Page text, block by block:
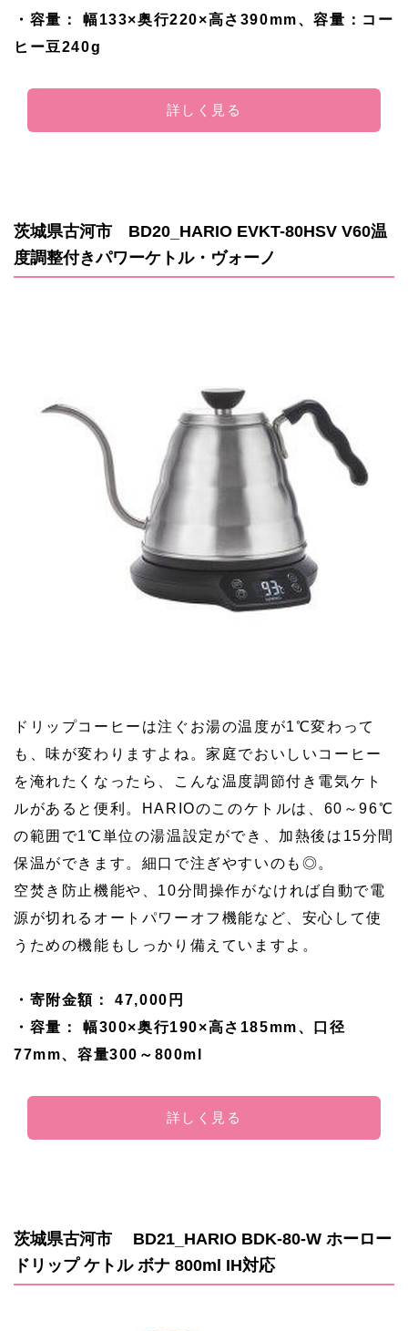
・容量： 幅133×奥行220×高さ390mm、容量：コー
ヒー豆240g
詳しく見る
茨城県古河市 BD20_HARIO EVKT-80HSV V60温
度調整付きパワーケトル・ヴォーノ
ドリップコーヒーは注ぐお湯の温度が1℃変わって
も、味が変わりますよね。家庭でおいしいコーヒー
を淹れたくなったら、こんな温度調節付き電気ケト
ルがあると便利。HARIOのこのケトルは、60～96℃
の範囲で1℃単位の湯温設定ができ、加熱後は15分間
保温ができます。細口で注ぎやすいのも◎。
空焚き防止機能や、10分間操作がなければ自動で電
源が切れるオートパワーオフ機能など、安心して使
うための機能もしっかり備えていますよ。
・寄附金額： 47,000円
・容量： 幅300×奥行190×高さ185mm、口径
77mm、容量300～800ml
詳しく見る
茨城県古河市 BD21_HARIO BDK-80-W ホーロー
ドリップ ケトル ボナ 800ml IH対応